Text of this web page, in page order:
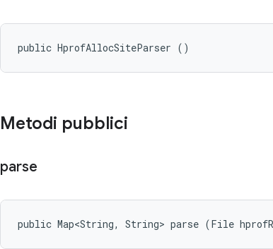
public HprofAllocSiteParser ()
Metodi pubblici
parse
public Map<String, String> parse (File